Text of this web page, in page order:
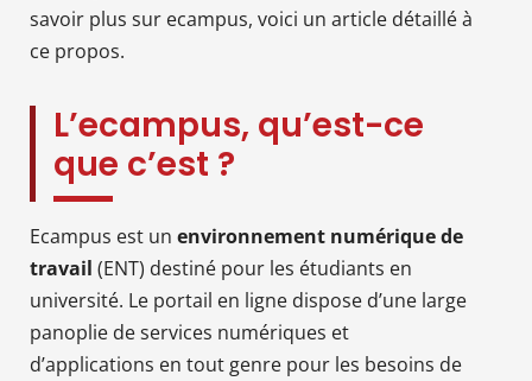
savoir plus sur ecampus, voici un article détaillé à
ce propos.
L’ecampus, qu’est-ce
que c’est ?
Ecampus est un environnement numérique de
travail (ENT) destiné pour les étudiants en
université. Le portail en ligne dispose d’une large
panoplie de services numériques et
d’applications en tout genre pour les besoins de